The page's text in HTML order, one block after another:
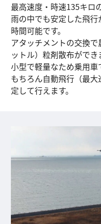
最高速度・時速135キロ
雨の中でも安定した飛
時間可能です。
アタッチメントの交換
ットル）粒剤散布ができ
小型で軽量なため乗用車
もちろん自動飛行（最
定して行えます。